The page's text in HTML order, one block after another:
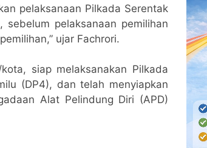
pelaksanaan Pilkada Serentak
pelaksanaan pemilihan
ujar Fachrori.
siap melaksanakan Pilkada
(DP4), dan telah menyiapkan
Alat Pelindung Diri (APD)